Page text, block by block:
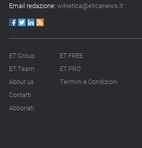
Email redazione: wikietica@eticanews.it
ET.Group
ET.Team
About us
Contatti
Abbonati
ET.FREE
ET.PRO
Termini e Condizioni